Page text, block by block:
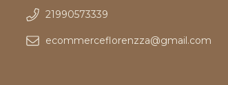
21990573339
ecommerceflorenzza@gmail.com